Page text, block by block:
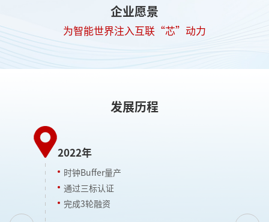
企业愿景
为智能世界注入互联“芯”动力
发展历程
2022年
时钟Buffer量产
通过三标认证
完成3轮融资